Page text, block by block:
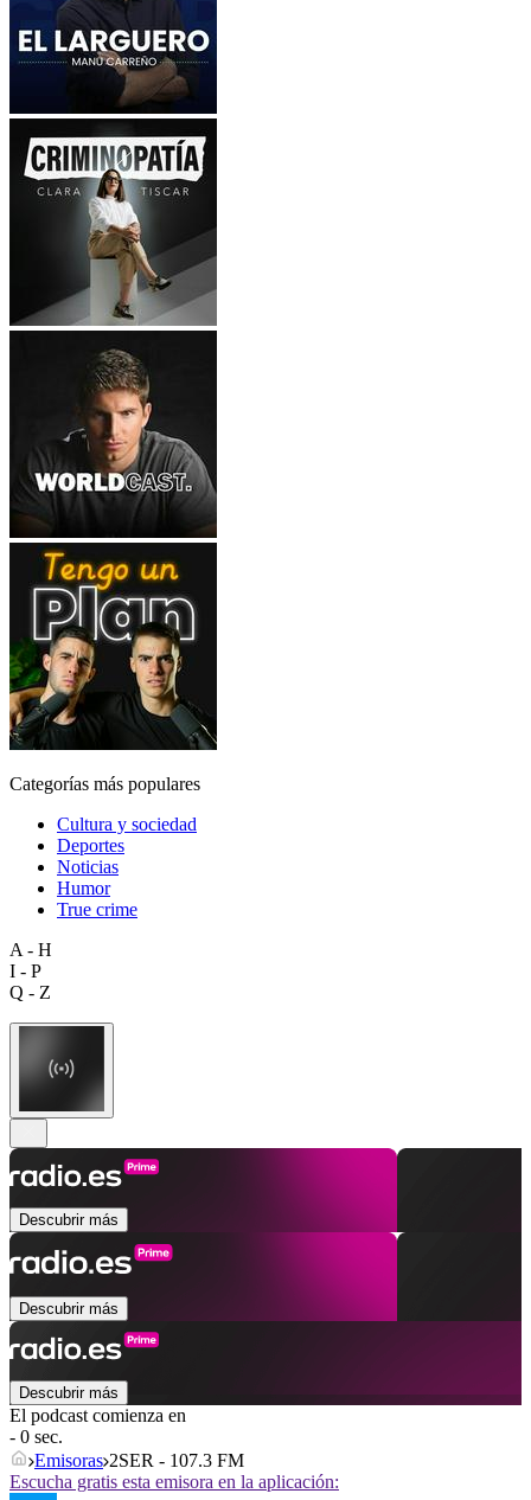
Categorías más populares
Cultura y sociedad
Deportes
Noticias
Humor
True crime
A - H
I - P
Q - Z
Descubrir más
Descubrir más
Descubrir más
El podcast comienza en
- 0 sec.
Emisoras 2SER - 107.3 FM
Escucha gratis esta emisora en la aplicación: